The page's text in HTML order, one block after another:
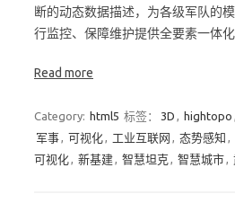
断的动态数据描述，为各级军队的
行监控、保障维护提供全要素一体
Read more
Category: html5 标签： 3D , hightopo ,
军事, 可视化, 工业互联网 , 态势感知 ,
可视化, 新基建, 智慧坦克, 智慧城市,